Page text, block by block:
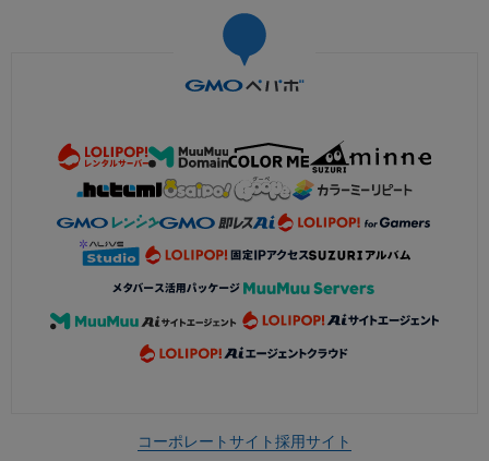
コーポレートサイト採用サイト